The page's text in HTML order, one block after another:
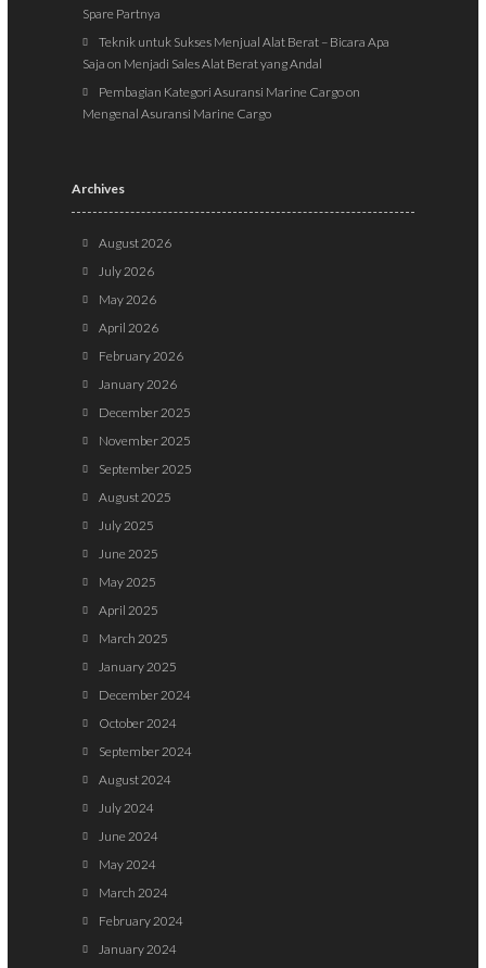
Spare Partnya
Teknik untuk Sukses Menjual Alat Berat – Bicara Apa
Saja on Menjadi Sales Alat Berat yang Andal
Pembagian Kategori Asuransi Marine Cargoon
Mengenal Asuransi Marine Cargo
Archives
August 2026
July 2026
May 2026
April 2026
February 2026
January 2026
December 2025
November 2025
September 2025
August 2025
July 2025
June 2025
May 2025
April 2025
March 2025
January 2025
December 2024
October 2024
September 2024
August 2024
July 2024
June 2024
May 2024
March 2024
February 2024
January 2024